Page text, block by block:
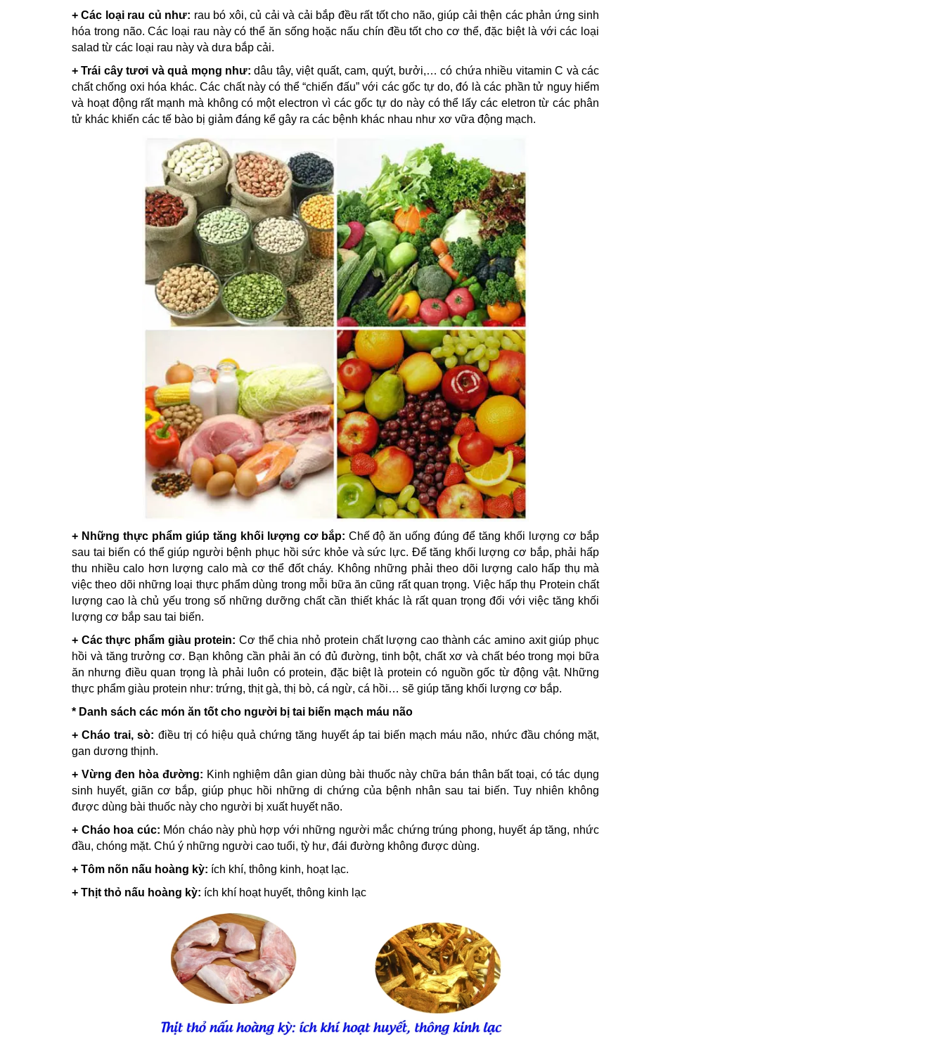
+ Các loại rau củ như: rau bó xôi, củ cải và cải bắp đều rất tốt cho não, giúp cải thện các phản ứng sinh
hóa trong não. Các loại rau này có thể ăn sống hoặc nấu chín đều tốt cho cơ thể, đặc biệt là với các loại
salad từ các loại rau này và dưa bắp cải.
+ Trái cây tươi và quả mọng như: dâu tây, việt quất, cam, quýt, bưởi,… có chứa nhiều vitamin C và các
chất chống oxi hóa khác. Các chất này có thể “chiến đấu” với các gốc tự do, đó là các phần tử nguy hiểm
và hoạt động rất mạnh mà không có một electron vì các gốc tự do này có thể lấy các eletron từ các phân
tử khác khiến các tế bào bị giảm đáng kể gây ra các bệnh khác nhau như xơ vữa động mạch.
+ Những thực phẩm giúp tăng khối lượng cơ bắp: Chế độ ăn uống đúng để tăng khối lượng cơ bắp
sau tai biến có thể giúp người bệnh phục hồi sức khỏe và sức lực. Để tăng khối lượng cơ bắp, phải hấp
thu nhiều calo hơn lượng calo mà cơ thể đốt cháy. Không những phải theo dõi lượng calo hấp thụ mà
việc theo dõi những loại thực phẩm dùng trong mỗi bữa ăn cũng rất quan trọng. Việc hấp thụ Protein chất
lượng cao là chủ yếu trong số những dưỡng chất cần thiết khác là rất quan trọng đối với việc tăng khối
lượng cơ bắp sau tai biến.
+ Các thực phẩm giàu protein: Cơ thể chia nhỏ protein chất lượng cao thành các amino axit giúp phục
hồi và tăng trưởng cơ. Bạn không cần phải ăn có đủ đường, tinh bột, chất xơ và chất béo trong mọi bữa
ăn nhưng điều quan trọng là phải luôn có protein, đặc biệt là protein có nguồn gốc từ động vật. Những
thực phẩm giàu protein như: trứng, thịt gà, thị bò, cá ngừ, cá hồi… sẽ giúp tăng khối lượng cơ bắp.
* Danh sách các món ăn tốt cho người bị tai biến mạch máu não
+ Cháo trai, sò: điều trị có hiệu quả chứng tăng huyết áp tai biến mạch máu não, nhức đầu chóng mặt,
gan dương thịnh.
+ Vừng đen hòa đường: Kinh nghiệm dân gian dùng bài thuốc này chữa bán thân bất toại, có tác dụng
sinh huyết, giãn cơ bắp, giúp phục hồi những di chứng của bệnh nhân sau tai biến. Tuy nhiên không
được dùng bài thuốc này cho người bị xuất huyết não.
+ Cháo hoa cúc: Món cháo này phù hợp với những người mắc chứng trúng phong, huyết áp tăng, nhức
đầu, chóng mặt. Chú ý những người cao tuổi, tỳ hư, đái đường không được dùng.
+ Tôm nõn nấu hoàng kỳ: ích khí, thông kinh, hoạt lạc.
+ Thịt thỏ nấu hoàng kỳ: ích khí hoạt huyết, thông kinh lạc